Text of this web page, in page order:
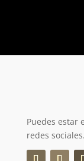
Puedes estar
redes sociales.